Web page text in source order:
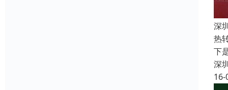
深
热
下
深
16-